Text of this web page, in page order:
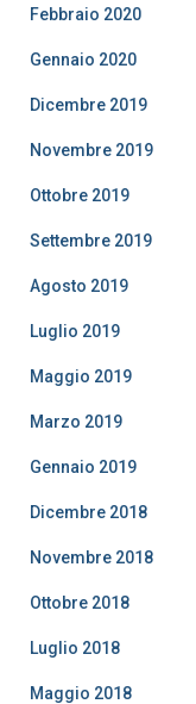
Febbraio 2020
Gennaio 2020
Dicembre 2019
Novembre 2019
Ottobre 2019
Settembre 2019
Agosto 2019
Luglio 2019
Maggio 2019
Marzo 2019
Gennaio 2019
Dicembre 2018
Novembre 2018
Ottobre 2018
Luglio 2018
Maggio 2018